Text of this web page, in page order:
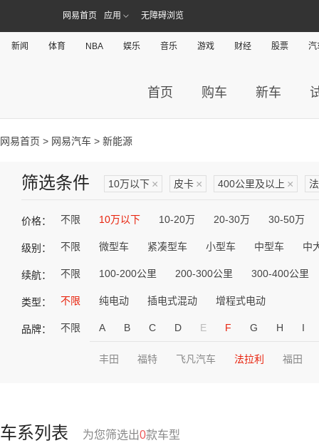
网易首页 应用 无障碍浏览
新闻 体育 NBA 娱乐 音乐 游戏 财经 股票 汽
首页 购车 新车
网易首页 > 网易汽车 > 新能源
筛选条件 10万以下 × 皮卡 × 400公里及以上 ×
价格： 不限 10万以下 10-20万 20-30万 30-50万
级别： 不限 微型车 紧凑型车 小型车 中型车 中
续航： 不限 100-200公里 200-300公里 300-400公里
类型： 不限 纯电动 插电式混动 增程式电动
品牌： 不限 A B C D E F G H I
丰田 福特 飞凡汽车 法拉利 福田
车系列表 为您筛选出0款车型